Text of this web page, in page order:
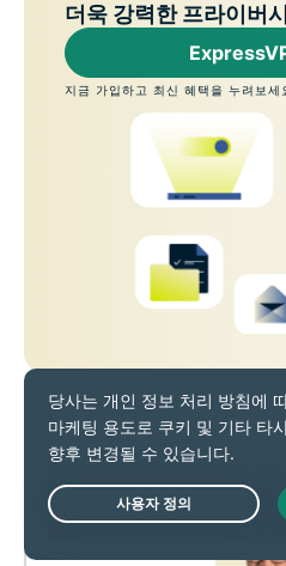
더욱 강력한 프라이버
지금 가입하고 최신 혜택을 누려보세